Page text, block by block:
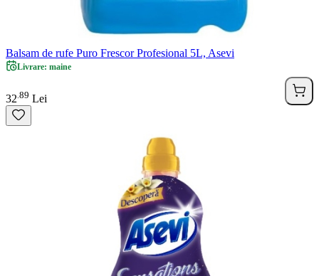
Balsam de rufe Puro Frescor Profesional 5L, Asevi
Livrare: maine
32 89 Lei